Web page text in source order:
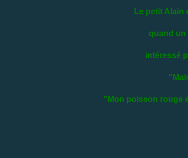
Le petit Alain
quand un
intéressé
"Mon poisson rouge